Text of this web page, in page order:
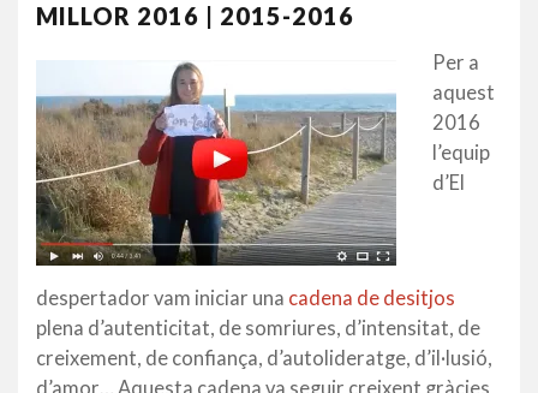
MILLOR 2016 | 2015-2016
Per a
aquest
2016
l’equip
d’El
despertador vam iniciar una cadena de desitjos
plena d’autenticitat, de somriures, d’intensitat, de
creixement, de confiança, d’autolideratge, d’il·lusió,
d’amor… Aquesta cadena va seguir creixent gràcies